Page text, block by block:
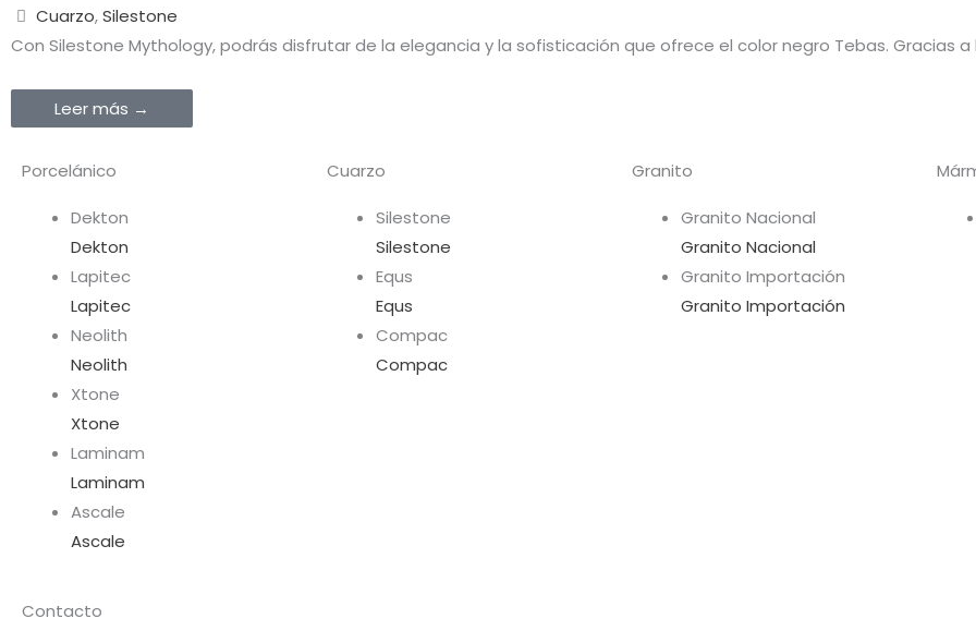
Cuarzo,Silestone
Con Silestone Mythology, podrás disfrutar de la elegancia y la sofisticación que ofrece el color negro Tebas. Gracias a
Leer más →
Porcelánico
Dekton
Dekton
Lapitec
Lapitec
Neolith
Neolith
Xtone
Xtone
Laminam
Laminam
Ascale
Ascale
Cuarzo
Silestone
Silestone
Equs
Equs
Compac
Compac
Granito
Granito Nacional
Granito Nacional
Granito Importación
Granito Importación
Contacto